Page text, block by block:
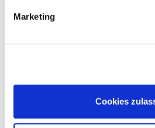
Marketing
Cookies